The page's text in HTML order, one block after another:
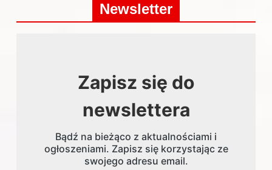
Newsletter
Zapisz się do
newslettera
Bądź na bieżąco z aktualnościami i
ogłoszeniami. Zapisz się korzystając ze
swojego adresu email.